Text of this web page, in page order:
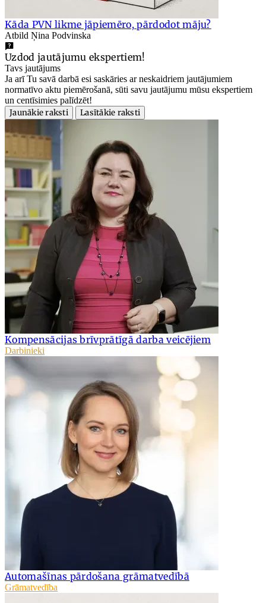
Kāda PVN likme jāpiemēro, pārdodot māju?
Atbild Ņina Podvinska
Uzdod jautājumu ekspertiem!
Tavs jautājums
Ja arī Tu savā darbā esi saskāries ar neskaidriem jautājumiem
normatīvo aktu piemērošanā, sūti savu jautājumu mūsu ekspertiem
un centīsimies palīdzēt!
Jaunākie raksti
Lasītākie raksti
Kompensācijas brīvprātīgā darba veicējiem
Darbinieki
Automašīnas pārdošana grāmatvedībā
Grāmatvedība